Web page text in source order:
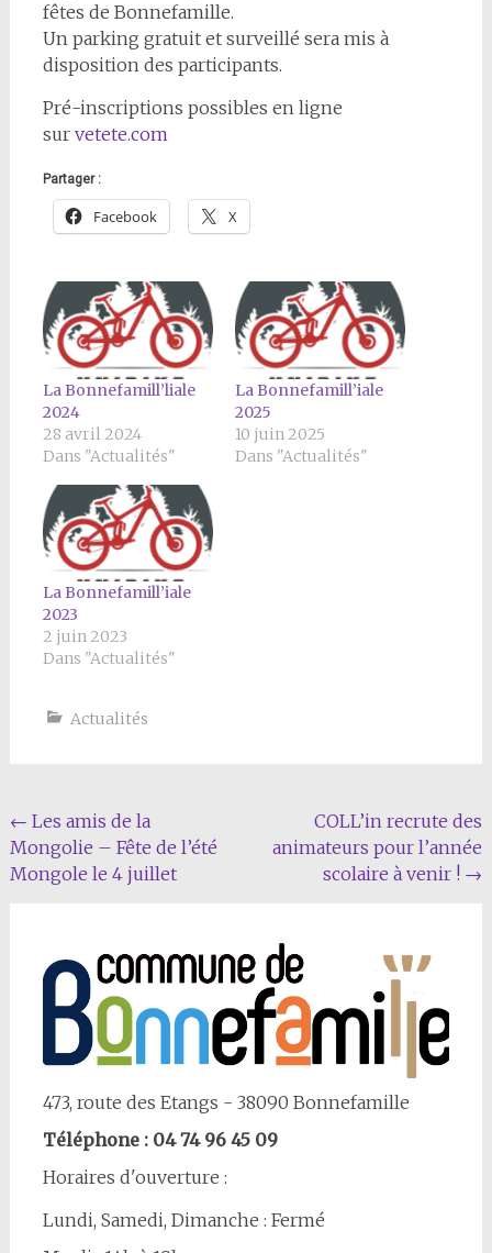
fêtes de Bonnefamille.
Un parking gratuit et surveillé sera mis à
disposition des participants.
Pré-inscriptions possibles en ligne
sur vetete.com
Partager :
Facebook X
La Bonnefamill’liale
2024
28 avril 2024
Dans "Actualités"
La Bonnefamill’iale
2025
10 juin 2025
Dans "Actualités"
La Bonnefamill’iale
2023
2 juin 2023
Dans "Actualités"
Actualités
Navigation
Article
← Les amis de la
Mongolie – Fête de l’été
Mongole le 4 juillet
COLL’in recrute des
animateurs pour l’année
scolaire à venir ! →
473, route des Etangs - 38090 Bonnefamille
Téléphone : 04 74 96 45 09
Horaires d'ouverture :
Lundi, Samedi, Dimanche : Fermé